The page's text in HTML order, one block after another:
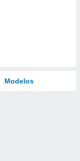
Modelos